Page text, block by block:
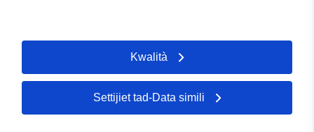
Kwalità
Settijiet tad-Data simili